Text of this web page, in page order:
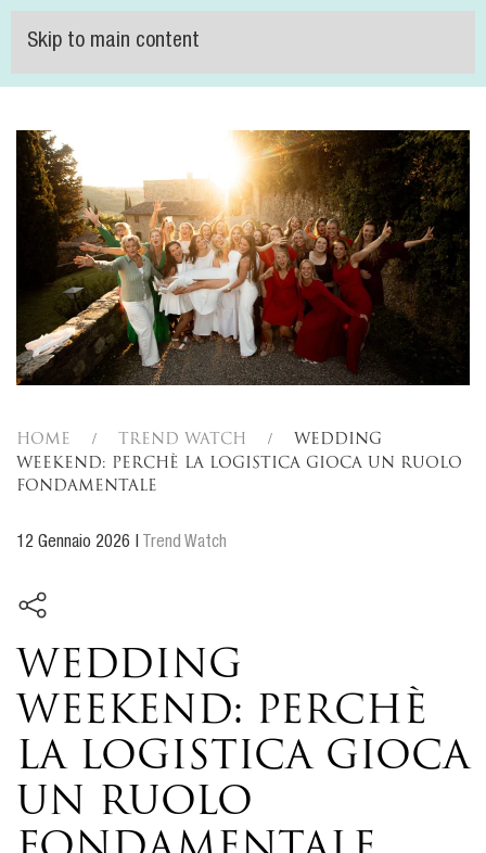
Skip to main content
Home Trend Watch
Wedding
weekend: perchè la logistica gioca un ruolo
fondamentale
12 Gennaio 2026 | Trend Watch
Wedding
weekend: perchè
la logistica gioca
un ruolo